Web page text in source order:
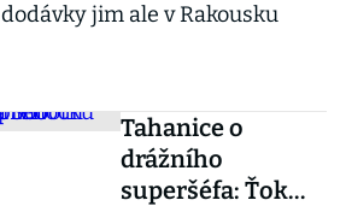
jim ale v Rakousku
Tahanice o
drážního
superšéfa: Ťok